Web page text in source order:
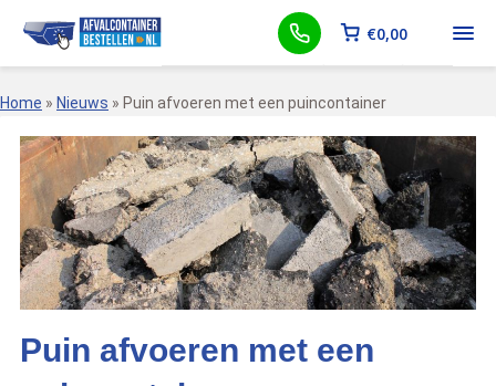
€0,00
Home » Nieuws » Puin afvoeren met een puincontainer
Puin afvoeren met een